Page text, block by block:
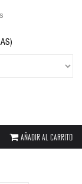
AÑADIR AL CARRITO